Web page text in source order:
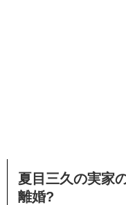
夏目三久の実家
離婚?